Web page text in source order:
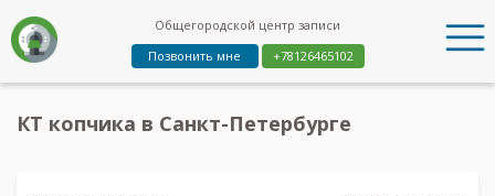
Общегородской центр записи
Позвонить мне
+78126465102
КТ копчика в Санкт-Петербурге